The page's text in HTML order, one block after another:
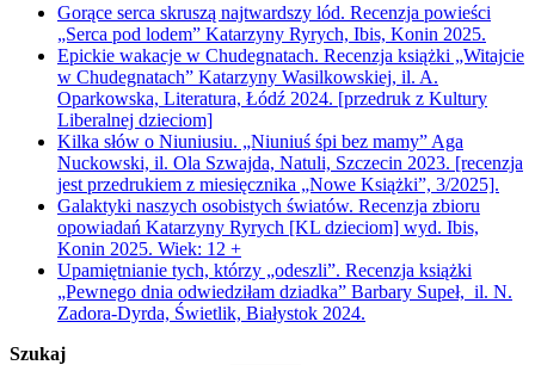
Gorące serca skruszą najtwardszy lód. Recenzja powieści
„Serca pod lodem” Katarzyny Ryrych, Ibis, Konin 2025.
Epickie wakacje w Chudegnatach. Recenzja książki „Witajcie
w Chudegnatach” Katarzyny Wasilkowskiej, il. A.
Oparkowska, Literatura, Łódź 2024. [przedruk z Kultury
Liberalnej dzieciom]
Kilka słów o Niuniusiu. „Niuniuś śpi bez mamy” Aga
Nuckowski, il. Ola Szwajda, Natuli, Szczecin 2023. [recenzja
jest przedrukiem z miesięcznika „Nowe Książki”, 3/2025].
Galaktyki naszych osobistych światów. Recenzja zbioru
opowiadań Katarzyny Ryrych [KL dzieciom] wyd. Ibis,
Konin 2025. Wiek: 12 +
Upamiętnianie tych, którzy „odeszli”. Recenzja książki
„Pewnego dnia odwiedziłam dziadka” Barbary Supeł, il. N.
Zadora-Dyrda, Świetlik, Białystok 2024.
Szukaj